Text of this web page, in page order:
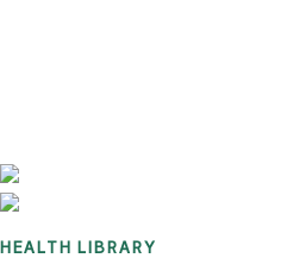
HEALTH LIBRARY